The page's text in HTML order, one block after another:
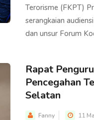
Terorisme (FKPT)
serangkaian
dan unsur Forum
Rapat
Pencegahan
Selatan
Fanny 11